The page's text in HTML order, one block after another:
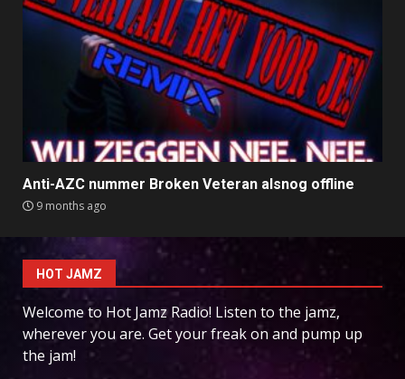
Anti-AZC nummer Broken Veteran alsnog offline
9 months ago
HOT JAMZ
Welcome to Hot Jamz Radio! Listen to the jamz,
wherever you are. Get your freak on and pump up
the jam!